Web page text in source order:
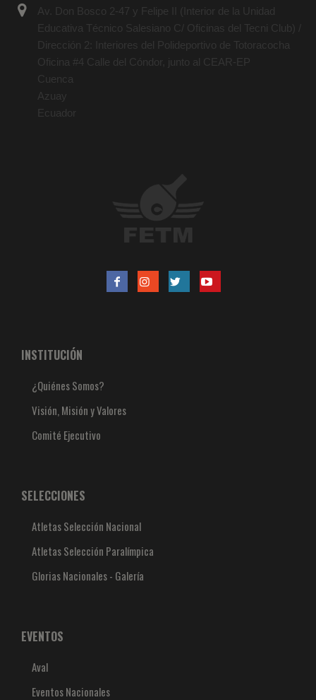
Av. Don Bosco 2-47 y Felipe II (Interior de la Unidad
Educativa Técnico Salesiano C/ Oficinas del Tecni Club) /
Dirección 2: Interiores del Polideportivo de Totoracocha
Oficina #4 Calle del Cóndor, junto al CEAR-EP
Cuenca
Azuay
Ecuador
INSTITUCIÓN
¿Quiénes Somos?
Visión, Misión y Valores
Comité Ejecutivo
SELECCIONES
Atletas Selección Nacional
Atletas Selección Paralímpica
Glorias Nacionales - Galería
EVENTOS
Aval
Eventos Nacionales